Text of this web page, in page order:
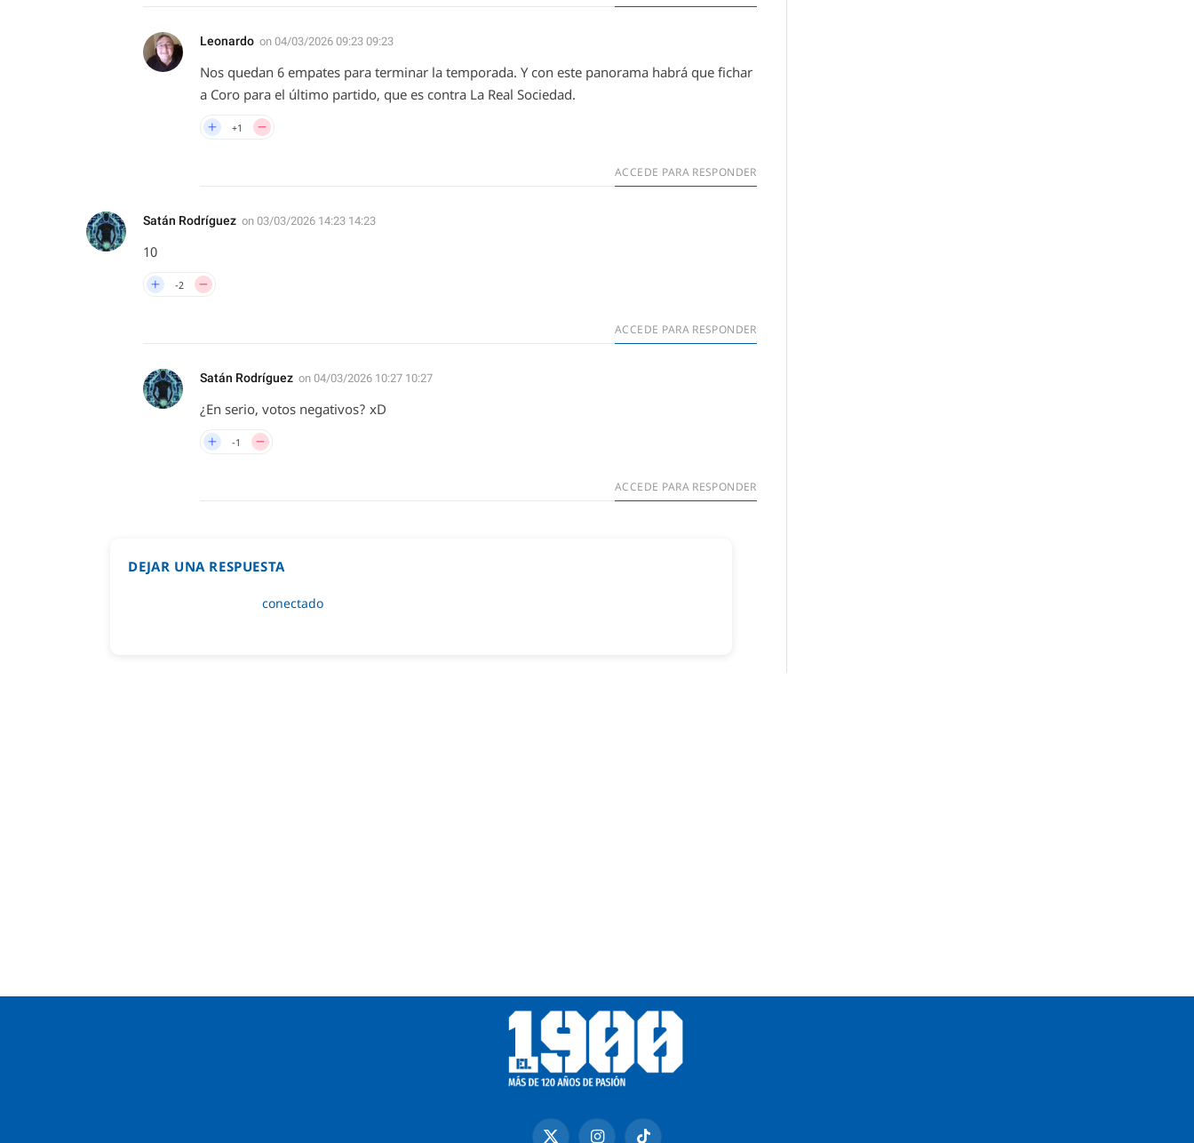
Leonardo on 04/03/2026 09:23 09:23
Nos quedan 6 empates para terminar la temporada. Y con este panorama habrá que fichar
a Coro para el último partido, que es contra La Real Sociedad.
+1
ACCEDE PARA RESPONDER
Satán Rodríguez on 03/03/2026 14:23 14:23
10
-2
ACCEDE PARA RESPONDER
Satán Rodríguez on 04/03/2026 10:27 10:27
¿En serio, votos negativos? xD
-1
ACCEDE PARA RESPONDER
DEJAR UNA RESPUESTA
Lo siento, debes estarconectado